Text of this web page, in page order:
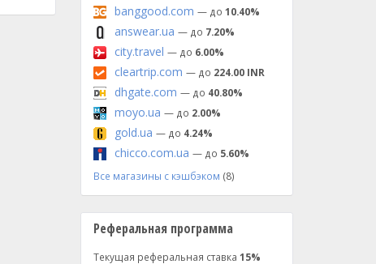
banggood.com — до 10.40%
answear.ua — до 7.20%
city.travel — до 6.00%
cleartrip.com — до 224.00 INR
dhgate.com — до 40.80%
moyo.ua — до 2.00%
gold.ua — до 4.24%
chicco.com.ua — до 5.60%
Все магазины с кэшбэком (8)
Реферальная программа
Текущая реферальная ставка 15%